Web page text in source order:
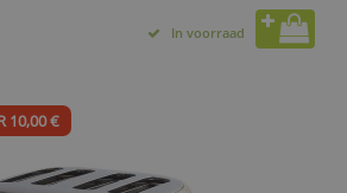
In voorraad
10,00 €